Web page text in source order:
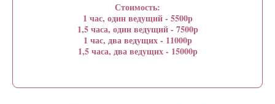
Стоимость:
1 час, один ведущий - 5500р
1,5 часа, один ведущий - 7500р
1 час, два ведущих - 11000р
1,5 часа, два ведущих - 15000р